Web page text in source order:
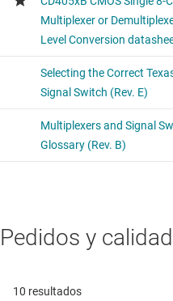
Pedidos y calidad